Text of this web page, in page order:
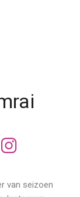
van seizoen